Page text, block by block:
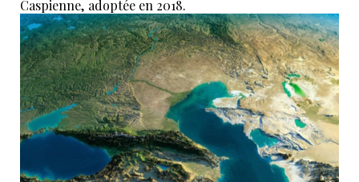
Caspienne, adoptée en 2018.